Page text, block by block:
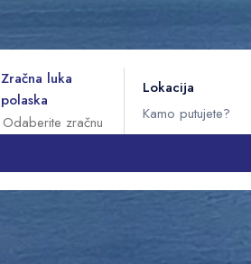
Zračna luka
polaska
Lokacija